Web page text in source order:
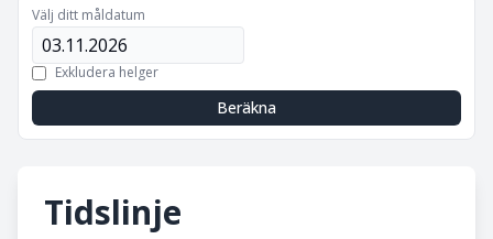
Välj ditt måldatum
Exkludera helger
Beräkna
Tidslinje